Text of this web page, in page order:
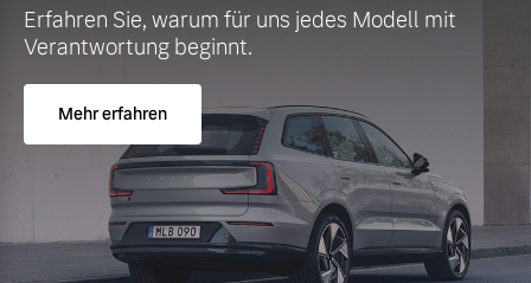
Aktuelle Zubehörangebote
Volvo Gebrauchtwagenbörse
Über uns
Unser Team
Erfahren Sie, warum für uns jedes Modell mit
Verantwortung beginnt.
Mehr erfahren